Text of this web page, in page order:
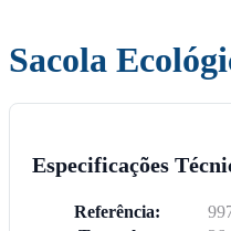
Sacola
Especificações
Referência: